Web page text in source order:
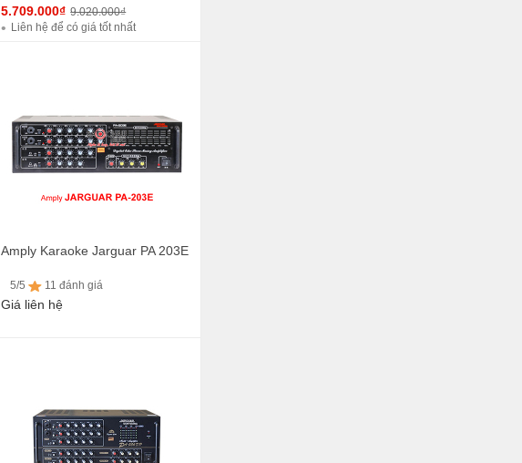
5.709.000₫ 9.020.000₫
Liên hệ để có giá tốt nhất
Amply Karaoke Jarguar PA 203E
5/5 11 đánh giá
Giá liên hệ